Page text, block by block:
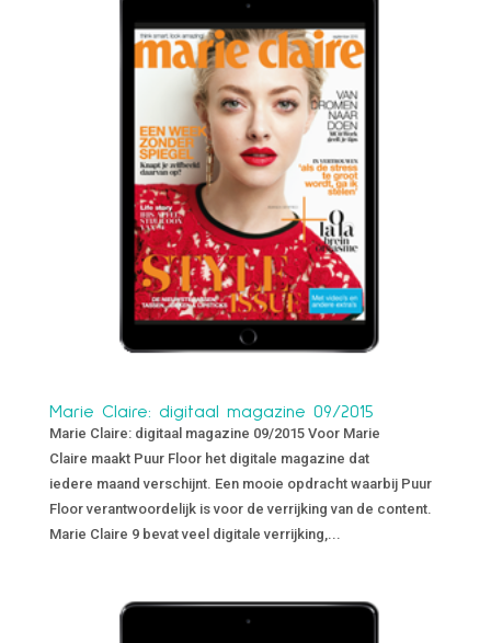
Marie Claire: digitaal magazine 09/2015
Marie Claire: digitaal magazine 09/2015 Voor Marie
Claire maakt Puur Floor het digitale magazine dat
iedere maand verschijnt. Een mooie opdracht waarbij Puur
Floor verantwoordelijk is voor de verrijking van de content.
Marie Claire 9 bevat veel digitale verrijking,...